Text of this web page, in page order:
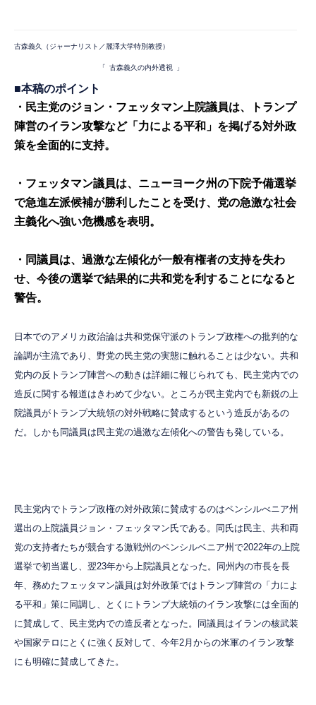
古森義久（ジャーナリスト／麗澤大学特別教授）
「 古森義久の内外透視 」
■本稿のポイント
・民主党のジョン・フェッタマン上院議員は、トランプ
陣営のイラン攻撃など「力による平和」を掲げる対外政
策を全面的に支持。
・フェッタマン議員は、ニューヨーク州の下院予備選挙
で急進左派候補が勝利したことを受け、党の急激な社会
主義化へ強い危機感を表明。
・同議員は、過激な左傾化が一般有権者の支持を失わ
せ、今後の選挙で結果的に共和党を利することになると
警告。
日本でのアメリカ政治論は共和党保守派のトランプ政権への批判的な
論調が主流であり、野党の民主党の実態に触れることは少ない。共和
党内の反トランプ陣営への動きは詳細に報じられても、民主党内での
造反に関する報道はきわめて少ない。ところが民主党内でも新鋭の上
院議員がトランプ大統領の対外戦略に賛成するという造反があるの
だ。しかも同議員は民主党の過激な左傾化への警告も発している。
民主党内でトランプ政権の対外政策に賛成するのはペンシルべニア州
選出の上院議員ジョン・フェッタマン氏である。同氏は民主、共和両
党の支持者たちが競合する激戦州のペンシルベニア州で2022年の上院
選挙で初当選し、翌23年から上院議員となった。同州内の市長を長
年、務めたフェッタマン議員は対外政策ではトランプ陣営の「力によ
る平和」策に同調し、とくにトランプ大統領のイラン攻撃には全面的
に賛成して、民主党内での造反者となった。同議員はイランの核武装
や国家テロにとくに強く反対して、今年2月からの米軍のイラン攻撃
にも明確に賛成してきた。